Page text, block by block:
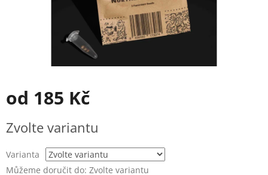
od 185 Kč
cena:
Zvolte variantu
Varianta
Můžeme doručit do: Zvolte variantu